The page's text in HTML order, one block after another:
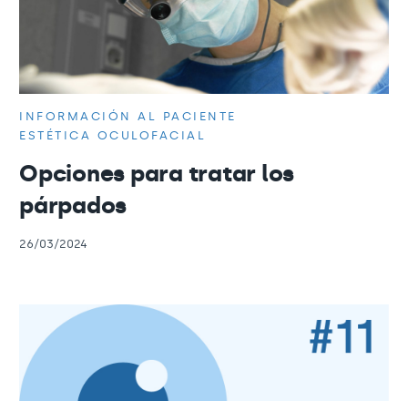
INFORMACIÓN AL PACIENTE
ESTÉTICA OCULOFACIAL
Opciones para tratar los
párpados
26/03/2024